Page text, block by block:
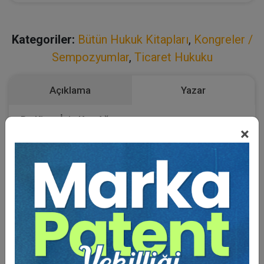
×
Kategoriler: Bütün Hukuk Kitapları, Kongreler /
Sempozyumlar, Ticaret Hukuku
Açıklama Yazar
Bu Kitap İçin Kaç Ağaç
SMK md. 150/ 3 “Hak sahibi, sınai mülkiyet hakkının
ihlali iddiasına dayalı tazminat davası açmadan önce,
delillerin tespiti ya da açılmış tazminat davasında
uğramış olduğu zarar miktarının belirlenebilmesi için,
sınai mülkiyet hakkının kullanılması ile ilgili belgelerin,
tazminat yükümlüsü tarafından mahkemeye sunulması